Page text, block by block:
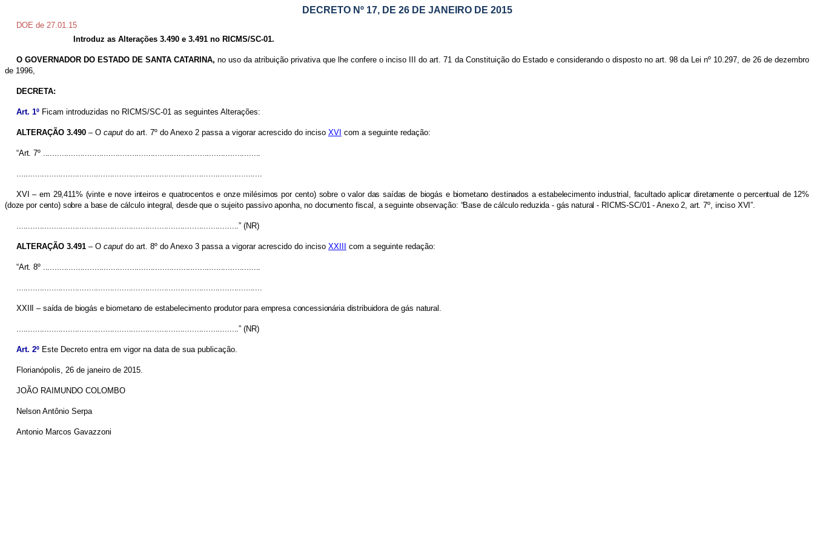
DECRETO Nº 17, DE 26 DE JANEIRO DE 2015
DOE de 27.01.15
Introduz as Alterações 3.490 e 3.491 no RICMS/SC-01.
O GOVERNADOR DO ESTADO DE SANTA CATARINA,no uso da atribuição privativa que lhe confere o inciso III do art. 71 da Constituição do Estado e considerando o disposto no art. 98 da Lei nº 10.297, de 26 de dezembro
de 1996,
DECRETA:
Art. 1ºFicam introduzidas no RICMS/SC-01 as seguintes Alterações:
ALTERAÇÃO 3.490– O caput do art. 7º do Anexo 2 passa a vigorar acrescido do inciso XVI com a seguinte redação:
“Art. 7º .............................................................................................
.........................................................................................................
XVI – em 29,411% (vinte e nove inteiros e quatrocentos e onze milésimos por cento) sobre o valor das saídas de biogás e biometano destinados a estabelecimento industrial, facultado aplicar diretamente o percentual de 12%
(doze por cento) sobre a base de cálculo integral, desde que o sujeito passivo aponha, no documento fiscal, a seguinte observação: “Base de cálculo reduzida - gás natural - RICMS-SC/01 - Anexo 2, art. 7º, inciso XVI”.
...............................................................................................” (NR)
ALTERAÇÃO 3.491– O caput do art. 8º do Anexo 3 passa a vigorar acrescido do inciso XXIII com a seguinte redação:
“Art. 8º .............................................................................................
.........................................................................................................
XXIII – saída de biogás e biometano de estabelecimento produtor para empresa concessionária distribuidora de gás natural.
...............................................................................................” (NR)
Art. 2ºEste Decreto entra em vigor na data de sua publicação.
Florianópolis, 26 de janeiro de 2015.
JOÃO RAIMUNDO COLOMBO
Nelson Antônio Serpa
Antonio Marcos Gavazzoni